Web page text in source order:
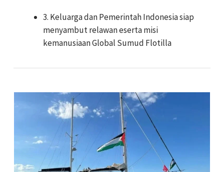
3. Keluarga dan Pemerintah Indonesia siap
menyambut relawan eserta misi
kemanusiaan Global Sumud Flotilla